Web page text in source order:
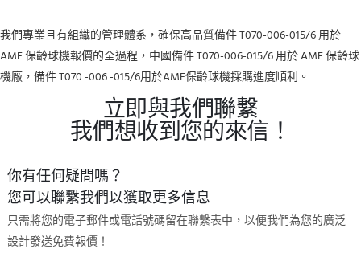
我們專業且有組織的管理體系，確保高品質備件 T070-006-015/6 用於
AMF 保齡球機報價的全過程，中國備件 T070-006-015/6 用於 AMF 保齡球
機廠，備件 T070 -006 -015/6用於AMF保齡球機採購進度順利。
立即與我們聯繫
我們想收到您的來信！
你有任何疑問嗎？
您可以聯繫我們以獲取更多信息
只需將您的電子郵件或電話號碼留在聯繫表中，以便我們為您的廣泛
設計發送免費報價！